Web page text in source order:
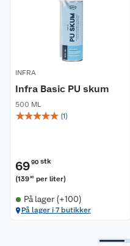
INFRA
Infra Basic PU skum
500 ML
☆☆☆☆☆ (1)
6990 stk
(13980 per liter)
På lager (+100)
På lager i 7 butikker
Våre butikker
Våre merkevarer
Coop kjeder
Bærekraft
Angre- og returrett
Reklamasjon og garanti
Ofte stilte spørsmål
Betalingsalternativer
Pakkesporing
Kjøpsvilkår
Coop medlem
Klikk og hent
Festdrakter til hele familien
Hagemøbler og utemøbler